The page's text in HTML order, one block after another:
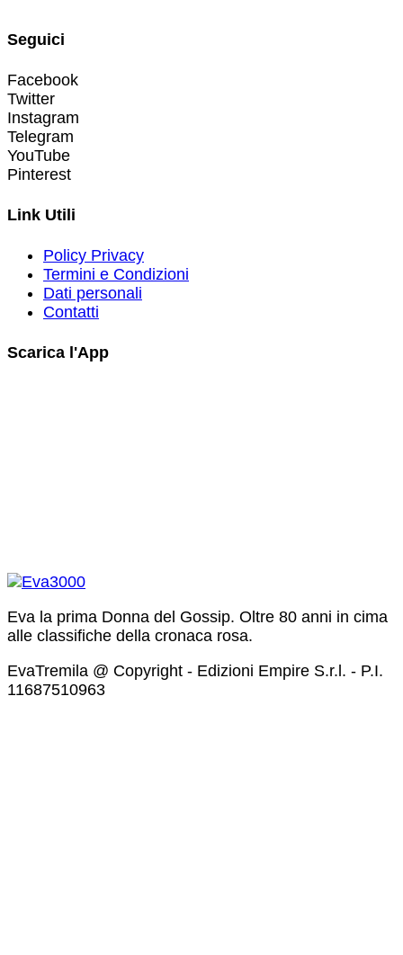
Seguici
Facebook
Twitter
Instagram
Telegram
YouTube
Pinterest
Link Utili
Policy Privacy
Termini e Condizioni
Dati personali
Contatti
Scarica l'App
Eva la prima Donna del Gossip. Oltre 80 anni in cima
alle classifiche della cronaca rosa.
EvaTremila @ Copyright - Edizioni Empire S.r.l. - P.I.
11687510963​